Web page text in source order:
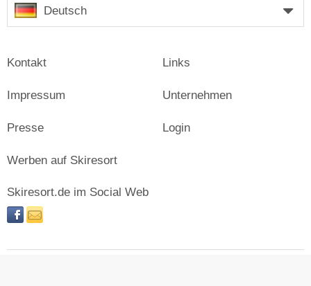
Deutsch
Kontakt
Impressum
Presse
Links
Unternehmen
Login
Werben auf Skiresort
Skiresort.de im Social Web
facebooknewsletter